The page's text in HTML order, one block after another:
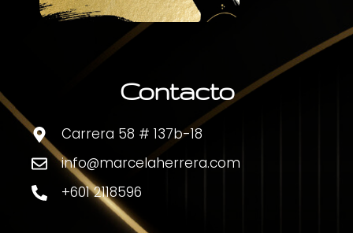
Contacto
Carrera 58 # 137b-18
info@marcelaherrera.com
+601 2118596